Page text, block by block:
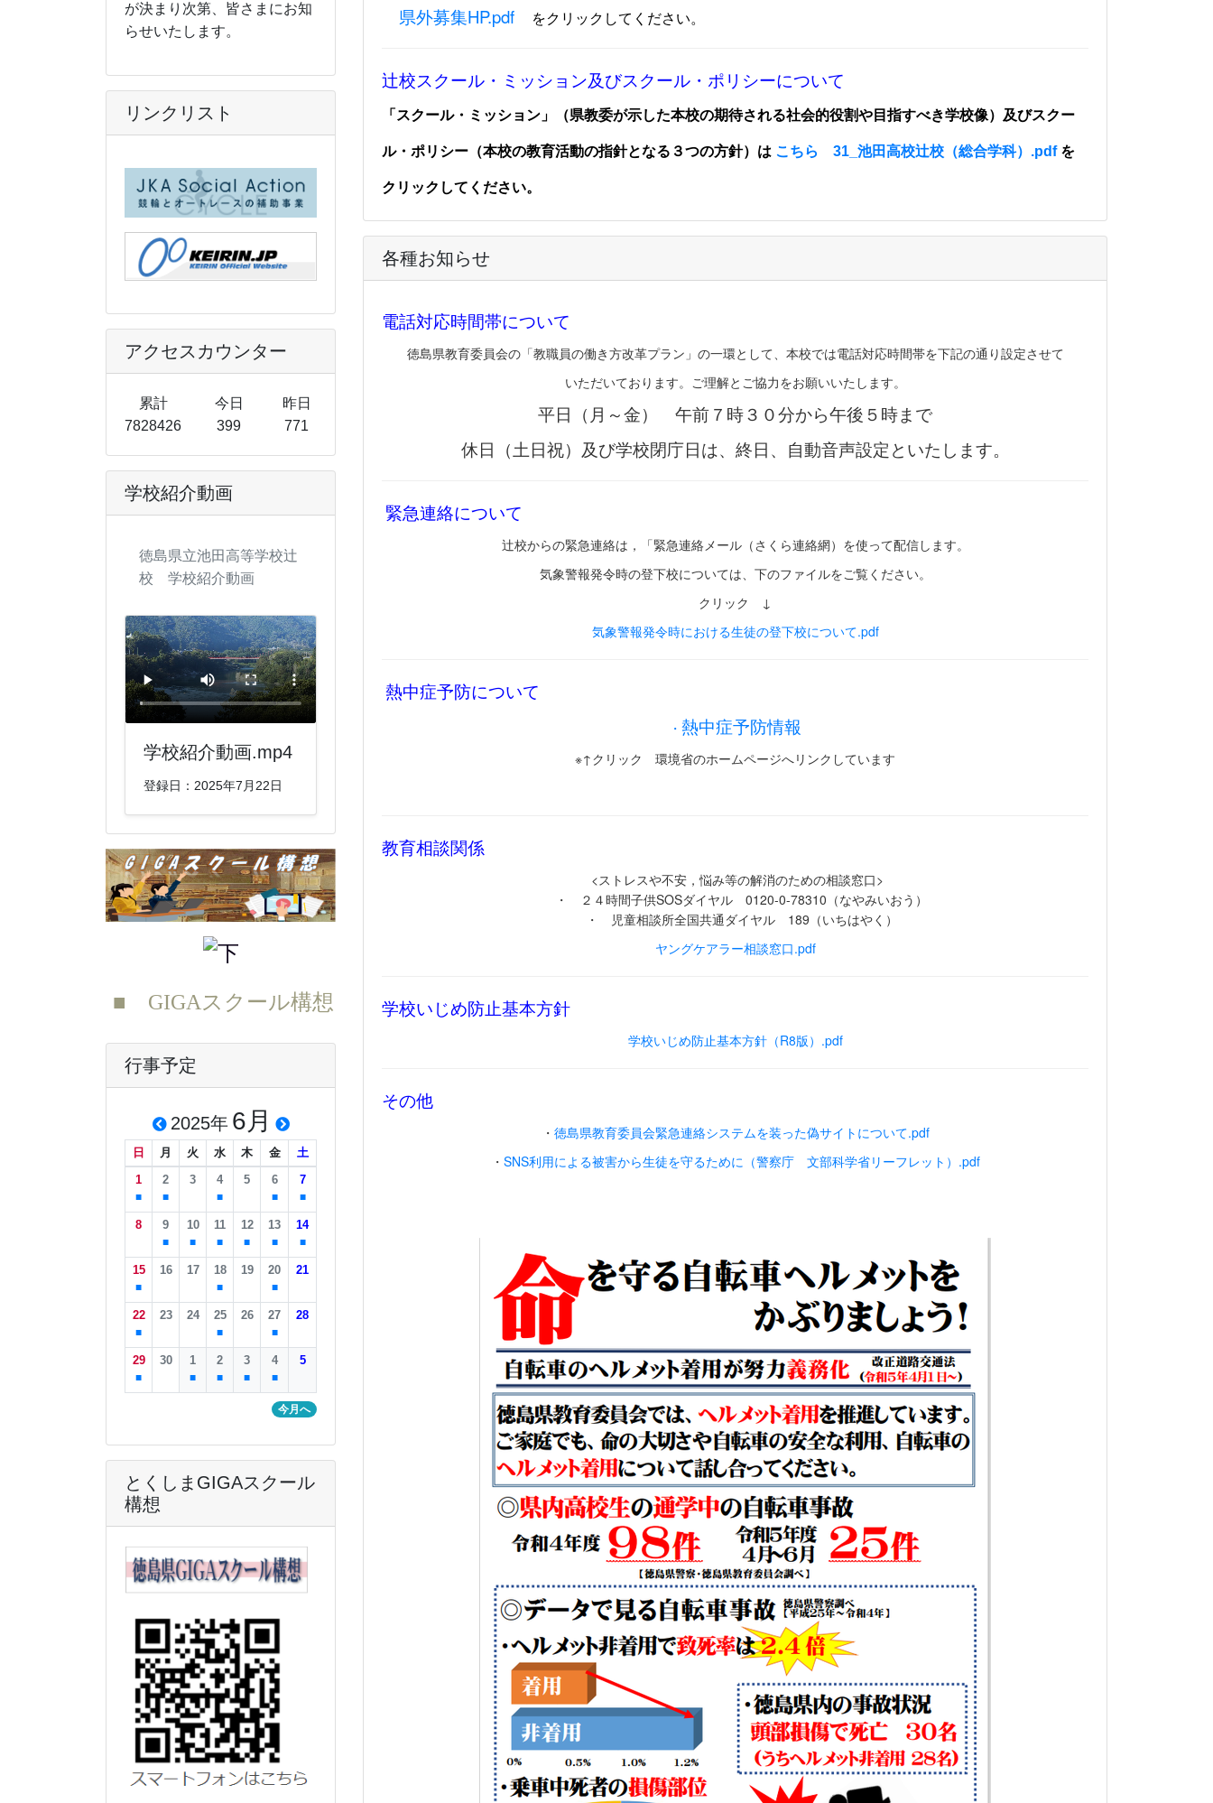
が決まり次第、皆さまにお知
らせいたします。
リンクリスト
アクセスカウンター
累計
7828426
今日
399
昨日
771
学校紹介動画
徳島県立池田高等学校辻
校 学校紹介動画
学校紹介動画.mp4
登録日：2025年7月22日
■ GIGAスクール構想
行事予定
2025年 6月
日 月 火 水 木 金
土
1
■
2
■
3 4
■
5 6
■
7
■
8 9
■
10
■
11
■
12
■
13
■
14
■
15
■
16 17 18
■
19 20
■
21
22
■
23 24 25
■
26 27
■
28
29
■
30 1
■
2
■
3
■
4
■
5
今月へ
とくしまGIGAスクール
構想
県外募集HP.pdf
をクリックしてください。
辻校スクール・ミッション及びスクール・ポリシーについて
「スクール・ミッション」（県教委が示した本校の期待される社会的役割や目指すべき学校像） 及びスクー
ル・ポリシー（本校の教育活動の指針となる３つの方針）は こちら 31_池田高校辻校（総合学科）.pdfを
クリックしてください。
各種お知らせ
電話対応時間帯について
徳島県教育委員会の「教職員の働き方改革プラン」の一環として、本校では電話対応時間帯を下記の通り設定させて
いただいております。ご理解とご協力をお願いいたします。
平日（月～金） 午前７時３０分から午後５時まで
休日（土日祝）及び学校閉庁日は、終日、自動音声設定といたします。
緊急連絡について
辻校からの緊急連絡は，「緊急連絡メール（さくら連絡網）を使って配信します。
気象警報発令時の登下校については、下のファイルをご覧ください。
クリック ↓
気象警報発令時における生徒の登下校について.pdf
熱中症予防について
・ 熱中症予防情報
※↑クリック 環境省のホームページへリンクしています
教育相談関係
<ストレスや不安，悩み等の解消のための相談窓口>
・ ２４時間子供SOSダイヤル 0120-0-78310（なやみいおう）
・ 児童相談所全国共通ダイヤル 189（いちはやく）
ヤングケアラー相談窓口.pdf
学校いじめ防止基本方針
学校いじめ防止基本方針（R8版）.pdf
その他
・ 徳島県教育委員会緊急連絡システムを装った偽サイトについて.pdf
・ SNS利用による被害から生徒を守るために（警察庁 文部科学省リーフレット）.pdf